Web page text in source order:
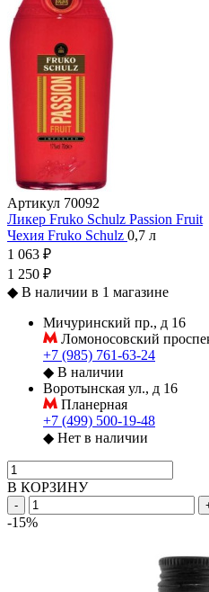
Артикул 70092
Ликер Fruko Schulz Passion Fruit
Чехия Fruko Schulz 0,7 л
1 063 ₽
1 250 ₽
◆ В наличии в 1 магазине
Мичуринский пр., д 16
Ломоносовский
+7 (985) 761-63-24
◆ В наличии
Воротынская ул., д 16
Планерная
+7 (499) 500-19-48
◆ Нет в наличии
В КОРЗИНУ
-
-15%